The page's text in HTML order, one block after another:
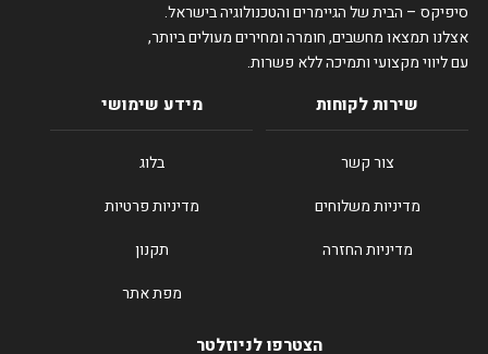
סיפיקס – הבית של הגיימרים והטכנולוגיה בישראל.
אצלנו תמצאו מחשבים, חומרה ומחירים מעולים ביותר,
עם ליווי מקצועי ותמיכה ללא פשרות.
שירות לקוחות
צור קשר
מדיניות משלוחים
מדיניות החזרה
מידע שימושי
בלוג
מדיניות פרטיות
תקנון
מפת אתר
הצטרפו לניוזלטר